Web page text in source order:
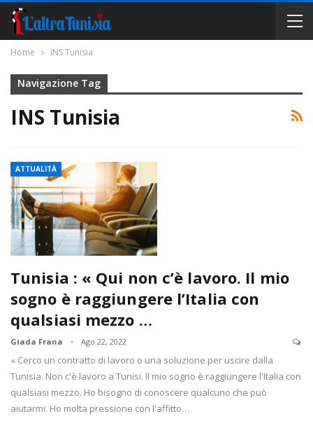
Home INS Tunisia
Navigazione Tag
INS Tunisia
ATTUALITÀ
Tunisia : « Qui non c’è lavoro. Il mio
sogno è raggiungere l’Italia con
qualsiasi mezzo …
Giada Frana Ago 22, 2022
« Cerco un contratto di lavoro o una soluzione per uscire dalla
Tunisia. Non c'è lavoro a Tunisi. Il mio sogno è raggiungere l'Italia con
qualsiasi mezzo. Ho bisogno di conoscere qualcuno che può
aiutarmi. Ho molta pressione con l'affitto…